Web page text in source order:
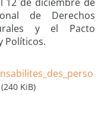
de Derechos
y el Pacto
Políticos.
(240 KiB)